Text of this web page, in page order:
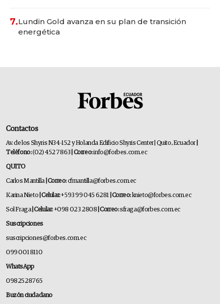
7.Lundin Gold avanza en su plan de transición
energética
Contactos
Av. de los Shyris N34-152 y Holanda Edificio Shyris Center | Quito, Ecuador
Teléfono:(02) 452 7863 | Correo:info@forbes.com.ec
QUITO
Carlos Mantilla | Correo:cfmantilla@forbes.com.ec
Karina Nieto | Celular:+593 99 045 6281 | Correo:knieto@forbes.com.ec
Sol Fraga| Celular:+098 023 2808 | Correo:sfraga@forbes.com.ec
Suscripciones
suscripciones@forbes.com.ec
099 001 8110
WhatsApp
0982528765
Buzón ciudadano